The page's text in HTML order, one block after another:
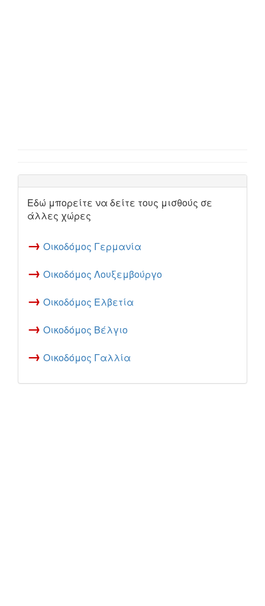
Εδώ μπορείτε να δείτε τους μισθούς σε
άλλες χώρες
→ Οικοδόμος Γερμανία
→ Οικοδόμος Λουξεμβούργο
→ Οικοδόμος Ελβετία
→ Οικοδόμος Βέλγιο
→ Οικοδόμος Γαλλία